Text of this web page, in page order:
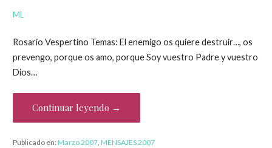
ML
Rosario Vespertino Temas: El enemigo os quiere destruir…, os
prevengo, porque os amo, porque Soy vuestro Padre y vuestro
Dios…
Continuar leyendo →
Publicado en:Marzo 2007, MENSAJES 2007